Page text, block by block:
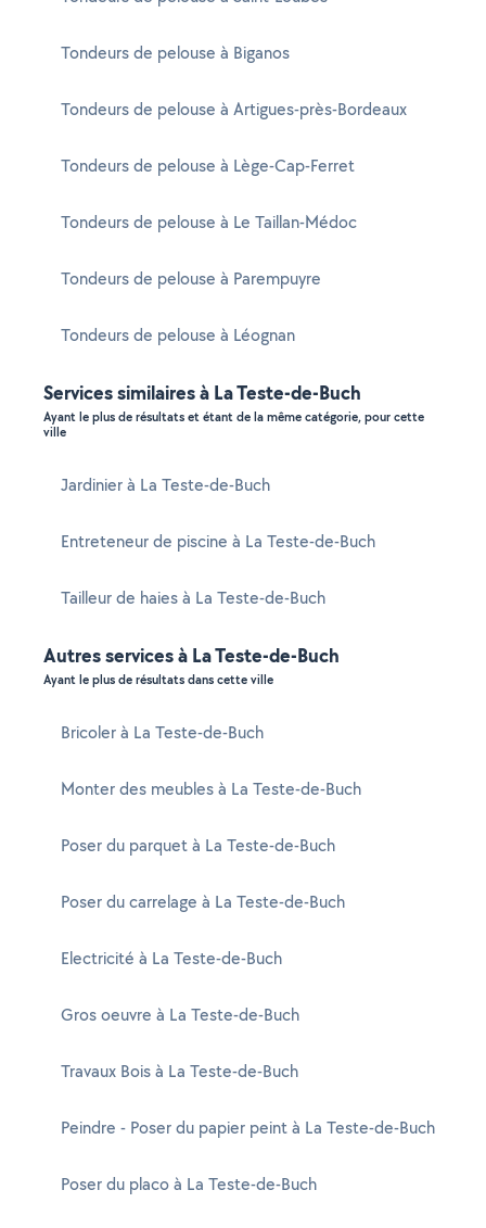
Tondeurs de pelouse à Biganos
Tondeurs de pelouse à Artigues-près-Bordeaux
Tondeurs de pelouse à Lège-Cap-Ferret
Tondeurs de pelouse à Le Taillan-Médoc
Tondeurs de pelouse à Parempuyre
Tondeurs de pelouse à Léognan
Services similaires à La Teste-de-Buch
Ayant le plus de résultats et étant de la même catégorie, pour cette
ville
Jardinier à La Teste-de-Buch
Entreteneur de piscine à La Teste-de-Buch
Tailleur de haies à La Teste-de-Buch
Autres services à La Teste-de-Buch
Ayant le plus de résultats dans cette ville
Bricoler à La Teste-de-Buch
Monter des meubles à La Teste-de-Buch
Poser du parquet à La Teste-de-Buch
Poser du carrelage à La Teste-de-Buch
Electricité à La Teste-de-Buch
Gros oeuvre à La Teste-de-Buch
Travaux Bois à La Teste-de-Buch
Peindre - Poser du papier peint à La Teste-de-Buch
Poser du placo à La Teste-de-Buch